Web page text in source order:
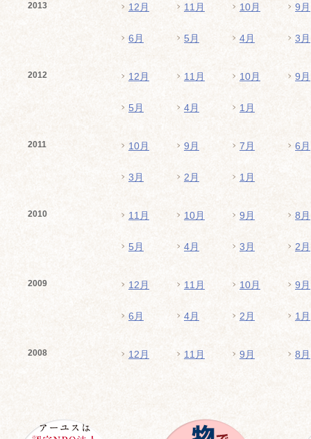
2013 12月 11月 10月 9月
6月 5月 4月 3月
2012 12月 11月 10月 9月
5月 4月 1月
2011 10月 9月 7月 6月
3月 2月 1月
2010 11月 10月 9月 8月
5月 4月 3月 2月
2009 12月 11月 10月 9月
6月 4月 2月 1月
2008 12月 11月 9月 8月